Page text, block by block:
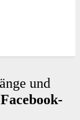
und
Facebook-